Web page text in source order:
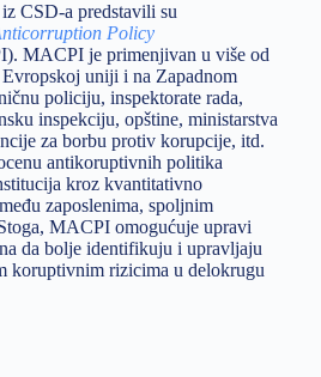
CSD-a predstavili su
Policy
MACPI je primenjivan u više od
uniji i na Zapadnom
policiju, inspektorate rada,
inspekciju, opštine, ministarstva
za borbu protiv korupcije, itd.
antikoruptivnih politika
kroz kvantitativno
zaposlenima, spoljnim
MACPI omogućuje upravi
da bolje identifikuju i upravljaju
koruptivnim rizicima u delokrugu